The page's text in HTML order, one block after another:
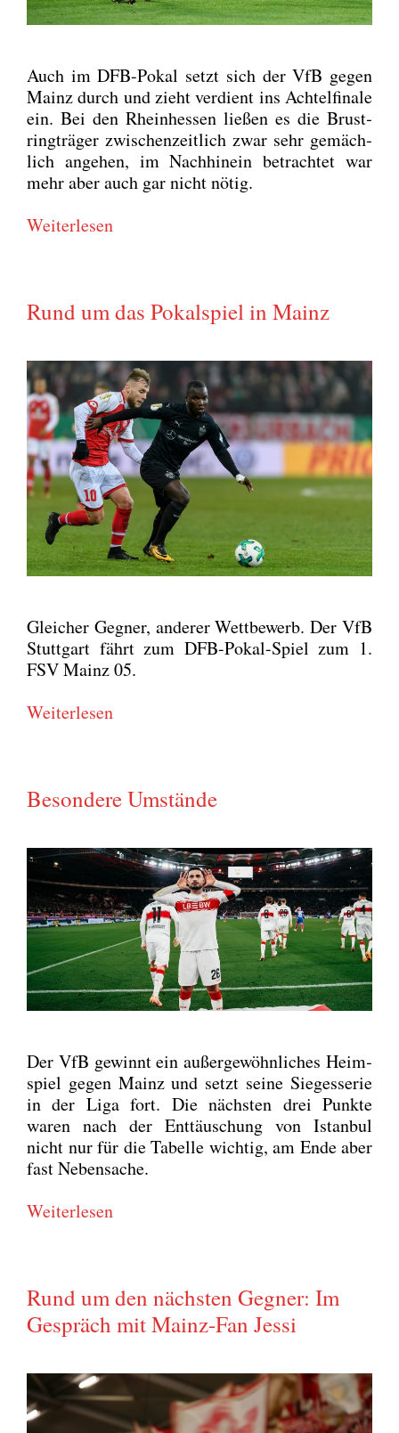
Auch im DFB-Pokal setzt sich der VfB gegen
Mainz durch und zieht ver­dient ins Ach­tel­fi­na­le
ein. Bei den Rhein­hes­sen lie­ßen es die Brust­
ring­trä­ger zwi­schen­zeit­lich zwar sehr gemäch­
lich ange­hen, im Nach­hin­ein betrach­tet war
mehr aber auch gar nicht nötig.
Wei­ter­le­sen
Rund um das Pokalspiel in Mainz
Glei­cher Geg­ner, ande­rer Wett­be­werb. Der VfB
Stutt­gart fährt zum DFB-Pokal-Spiel zum 1.
FSV Mainz 05.
Wei­ter­le­sen
Besondere Umstände
Der VfB gewinnt ein außer­ge­wöhn­li­ches Heim­
spiel gegen Mainz und setzt sei­ne Sie­ges­se­rie
in der Liga fort. Die nächs­ten drei Punk­te
waren nach der Ent­täu­schung von Istan­bul
nicht nur für die Tabel­le wich­tig, am Ende aber
fast Neben­sa­che.
Wei­ter­le­sen
Rund um den nächsten Gegner: Im
Gespräch mit Mainz-Fan Jessi